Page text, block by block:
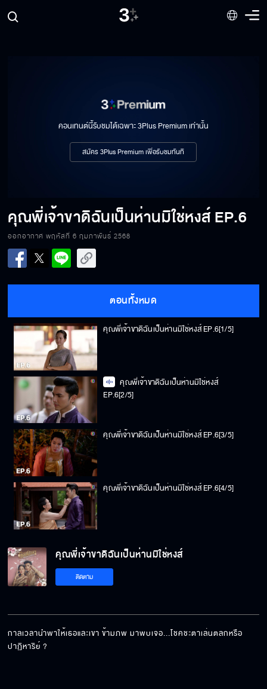
คอนเทนต์นี้รับชมได้เฉพาะ 3Plus Premium เท่านั้น
สมัคร 3Plus Premium เพื่อรับชมทันที
คุณพี่เจ้าขาดิฉันเป็นห่านมิใช่หงส์EP.6
ออกอากาศ พฤหัสที่ 6 กุมภาพันธ์ 2568
ตอนทั้งหมด
คุณพี่เจ้าขาดิฉันเป็นห่านมิใช่หงส์ EP.6[1/5]
คุณพี่เจ้าขาดิฉันเป็นห่านมิใช่หงส์
EP.6[2/5]
คุณพี่เจ้าขาดิฉันเป็นห่านมิใช่หงส์ EP.6[3/5]
คุณพี่เจ้าขาดิฉันเป็นห่านมิใช่หงส์ EP.6[4/5]
คุณพี่เจ้าขาดิฉันเป็นห่านมิใช่หงส์
ติดตาม
กาลเวลานำพาให้เธอและเขา ข้ามภพ มาพบเจอ...โชคชะตาเล่นตลกหรือ
ปาฏิหาริย์ ?